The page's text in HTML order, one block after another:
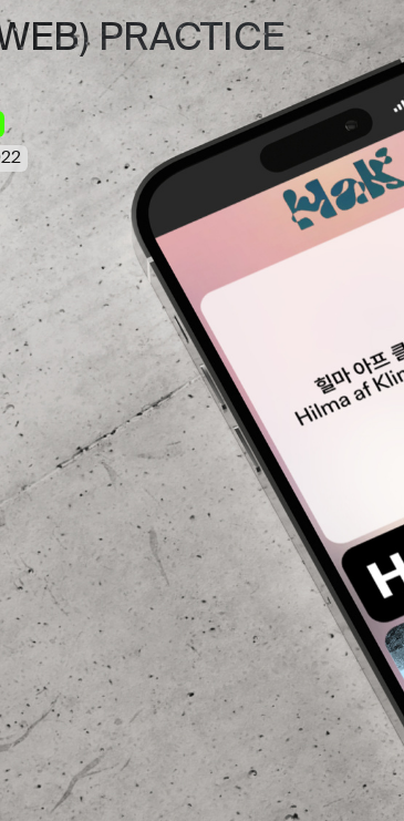
PRACTICE